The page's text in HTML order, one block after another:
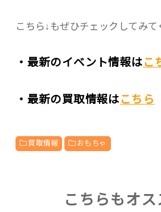
こちら↓もぜひチェックしてみ
・最新のイベント情報はこ
・最新の買取情報はこちら
買取情報 おもちゃ
こちらもオス